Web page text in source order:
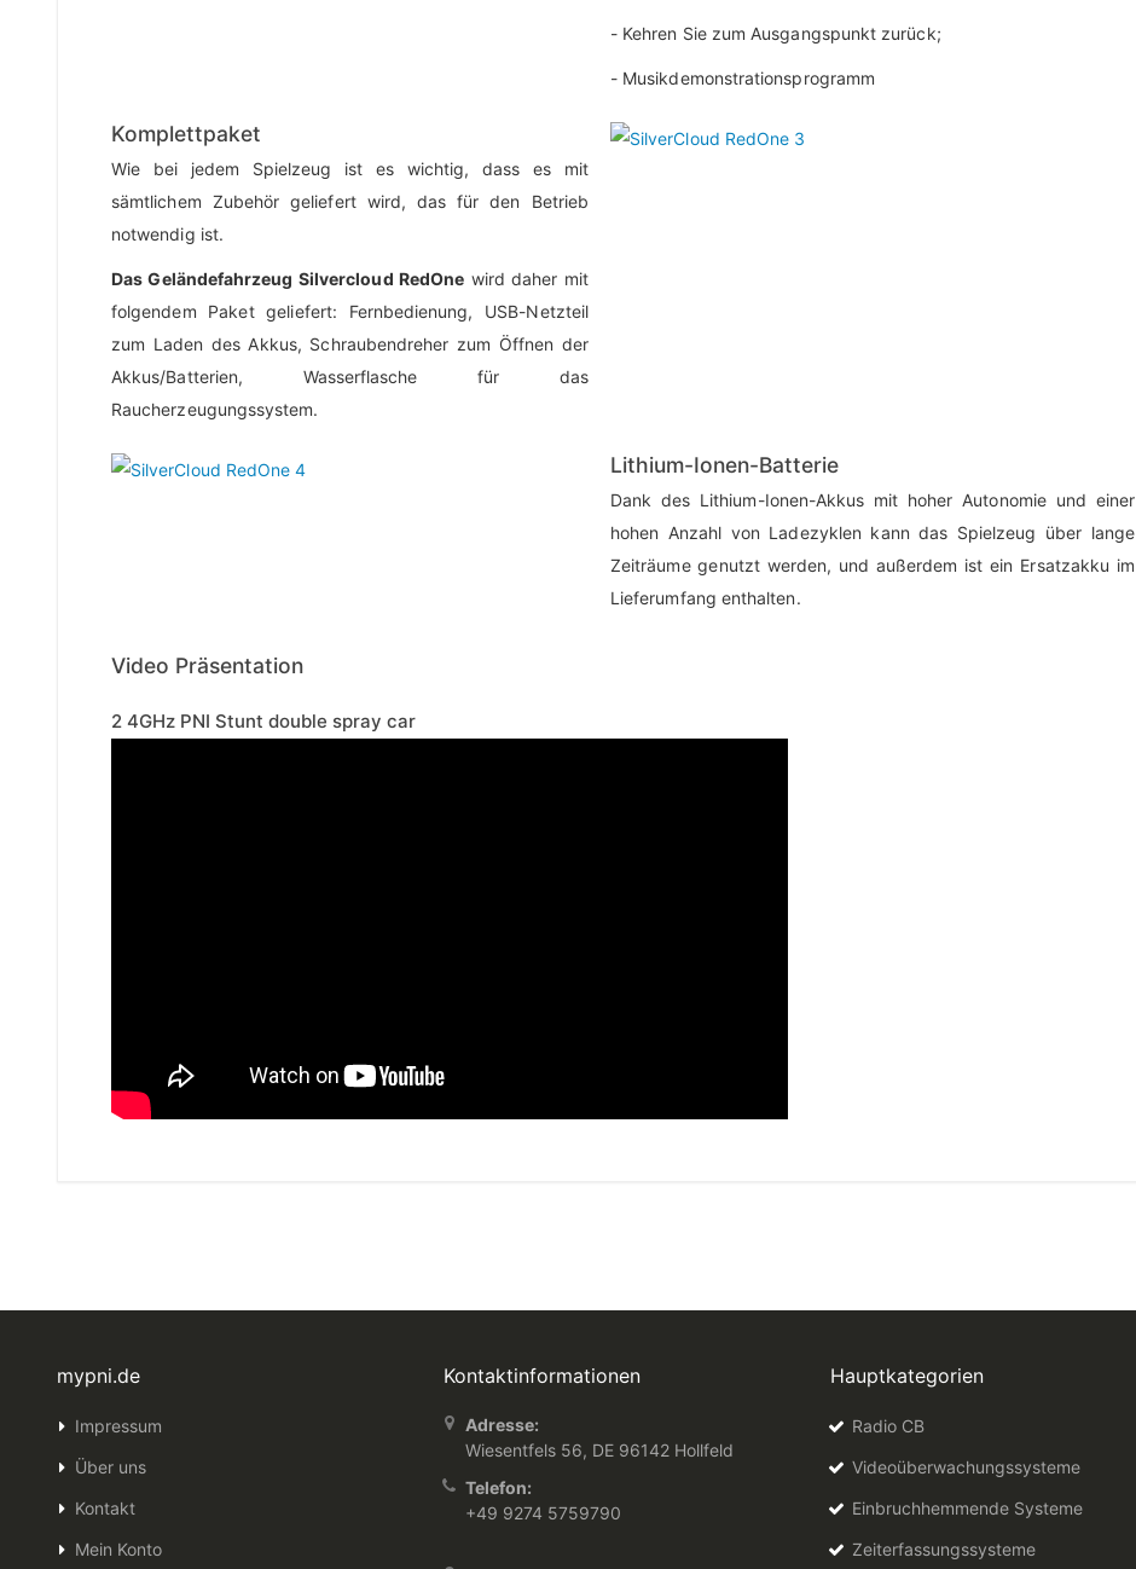
- Kehren Sie zum Ausgangspunkt zurück;
- Musikdemonstrationsprogramm
Komplettpaket
Wie bei jedem Spielzeug ist es wichtig, dass es mit
sämtlichem Zubehör geliefert wird, das für den Betrieb
notwendig ist.
Das Geländefahrzeug Silvercloud RedOne wird daher mit
folgendem Paket geliefert: Fernbedienung, USB-Netzteil
zum Laden des Akkus, Schraubendreher zum Öffnen der
Akkus/Batterien, Wasserflasche für das
Raucherzeugungssystem.
Lithium-Ionen-Batterie
Dank des Lithium-Ionen-Akkus mit hoher Autonomie und einer
hohen Anzahl von Ladezyklen kann das Spielzeug über lange
Zeiträume genutzt werden, und außerdem ist ein Ersatzakku im
Lieferumfang enthalten.
Video Präsentation
2 4GHz PNI Stunt double spray car
mypni.de
Impressum
Über uns
Kontakt
Mein Konto
Kontaktinformationen
Adresse:
Wiesentfels 56, DE 96142 Hollfeld
Telefon:
+49 9274 5759790
Hauptkategorien
Radio CB
Videoüberwachungssysteme
Einbruchhemmende Systeme
Zeiterfassungssysteme